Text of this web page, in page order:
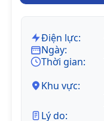
Điện lực:
Ngày:
Thời gian:
Khu vực:
Lý do: